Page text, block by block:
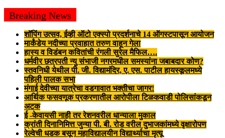
Breaking News
शॉपिंग उत्सव, ईव्ही ऑटो एक्स्पो प्रदर्शनाचे 14 ऑगस्टपासून आयोजन
मार्कंडेय नदीच्या प्रवाहात तरुण वाहून गेला
हास्य व विडंबन कवितांची रंगली सुरेल मैफिल….
धर्मवीर छत्रपती न्यु संभाजी नगरमधील समस्यांना जबाबदार कोण?
स्तवनिधी येथील पी. जी. विद्यामंदिर, ए. एस. पाटील हायस्कूलमध्ये
पहिली पालक सभा
मंगाई देवीच्या यात्रेचा वडगावात भक्तीचा जागर!
आर्थिक फसवणूक प्रकरणातील आरोपीला टिळकवाडी पोलिसांकडून
अटक
ई -केवायसी नाही तर रेशनवरील धान्याला मुकाल
क्रांती दिनानिमित्त जुन्या पी. बी. रोड वरील दुभाजकांमध्ये वृक्षारोपण
रेल्वेची धडक बसून महाविद्यालयीन विद्यार्थ्याचा मृत्यू